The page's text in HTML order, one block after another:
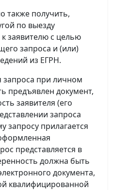
также получить,
по выезду
заявителю с целью
запроса и (или)
из ЕГРН.
запроса при личном
предъявлен документ,
заявителя (его
запроса
запросу прилагается
представляется в
должна быть
документа,
квалифицированной